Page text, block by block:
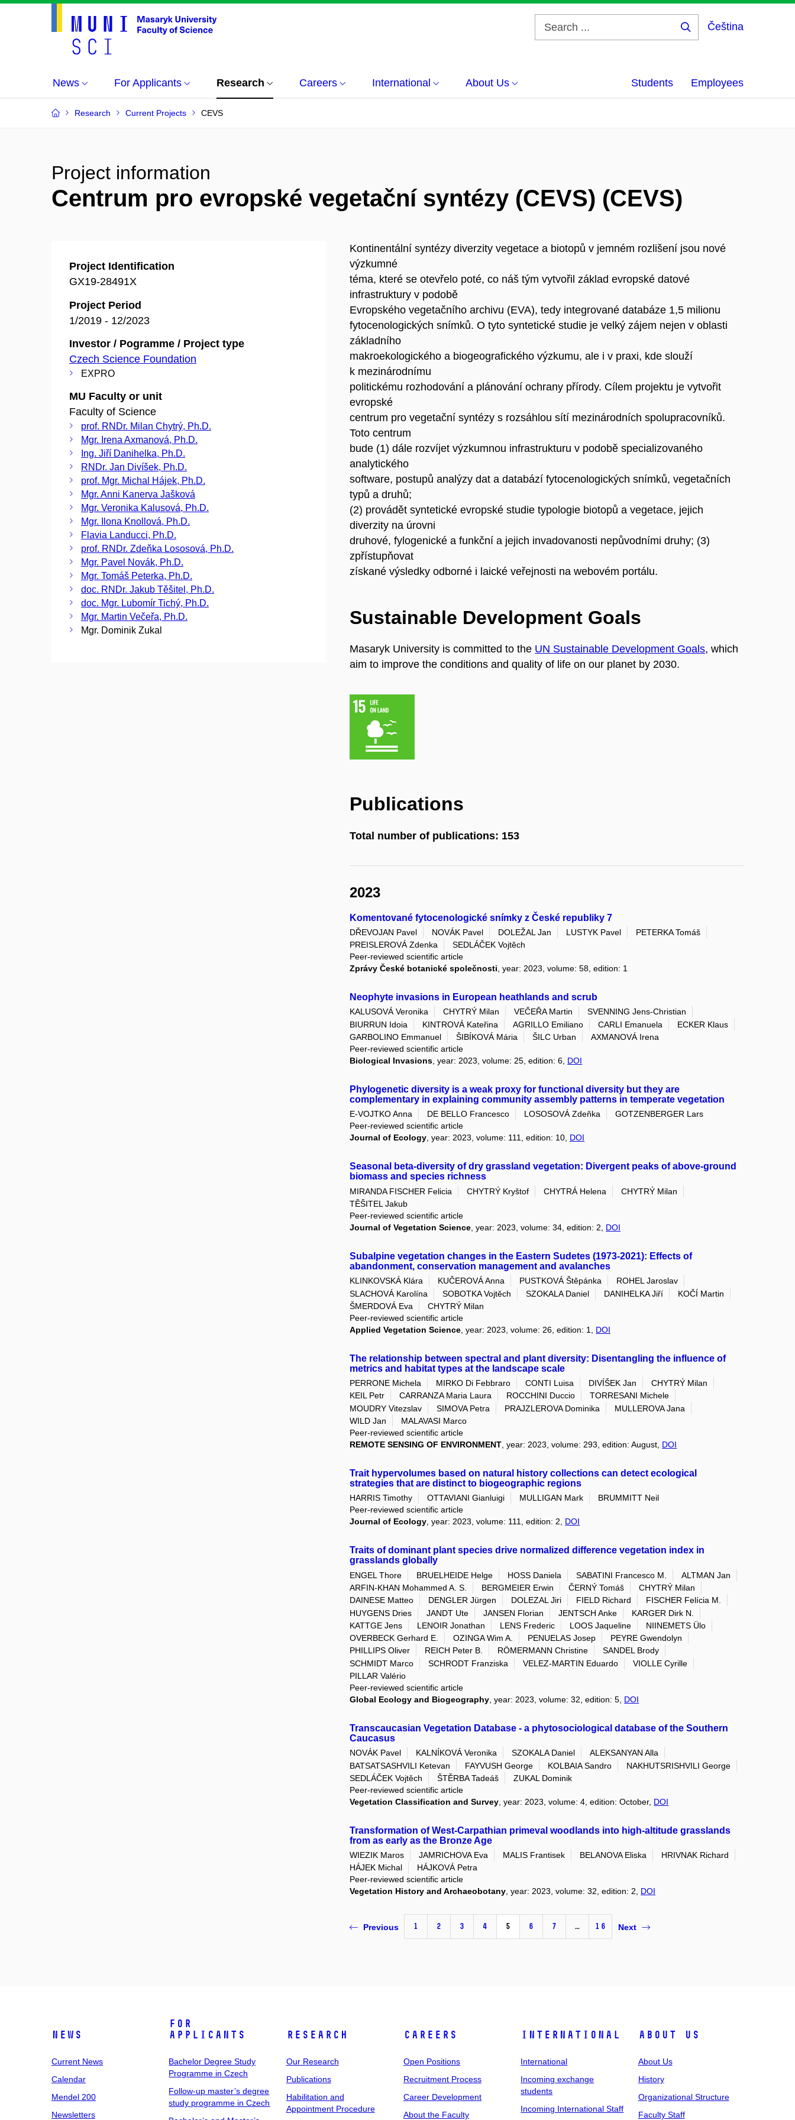
Čeština
News For Applicants Research Careers International About Us Students Employees
Research Current Projects CEVS
Project information
Centrum pro evropské vegetační syntézy (CEVS) (CEVS)
Project Identification
GX19-28491X
Project Period
1/2019 - 12/2023
Investor / Pogramme / Project type
Czech Science Foundation
EXPRO
MU Faculty or unit
Faculty of Science
prof. RNDr. Milan Chytrý, Ph.D.
Mgr. Irena Axmanová, Ph.D.
Ing. Jiří Danihelka, Ph.D.
RNDr. Jan Divíšek, Ph.D.
prof. Mgr. Michal Hájek, Ph.D.
Mgr. Anni Kanerva Jašková
Mgr. Veronika Kalusová, Ph.D.
Mgr. Ilona Knollová, Ph.D.
Flavia Landucci, Ph.D.
prof. RNDr. Zdeňka Lososová, Ph.D.
Mgr. Pavel Novák, Ph.D.
Mgr. Tomáš Peterka, Ph.D.
doc. RNDr. Jakub Těšitel, Ph.D.
doc. Mgr. Lubomír Tichý, Ph.D.
Mgr. Martin Večeřa, Ph.D.
Mgr. Dominik Zukal
Kontinentální syntézy diverzity vegetace a biotopů v jemném rozlišení jsou nové
výzkumné
téma, které se otevřelo poté, co náš tým vytvořil základ evropské datové
infrastruktury v podobě
Evropského vegetačního archivu (EVA), tedy integrované databáze 1,5 milionu
fytocenologických snímků. O tyto syntetické studie je velký zájem nejen v oblasti
základního
makroekologického a biogeografického výzkumu, ale i v praxi, kde slouží
k mezinárodnímu
politickému rozhodování a plánování ochrany přírody. Cílem projektu je vytvořit
evropské
centrum pro vegetační syntézy s rozsáhlou sítí mezinárodních spolupracovníků.
Toto centrum
bude (1) dále rozvíjet výzkumnou infrastrukturu v podobě specializovaného
analytického
software, postupů analýzy dat a databází fytocenologických snímků, vegetačních
typů a druhů;
(2) provádět syntetické evropské studie typologie biotopů a vegetace, jejich
diverzity na úrovni
druhové, fylogenické a funkční a jejich invadovanosti nepůvodními druhy; (3)
zpřístupňovat
získané výsledky odborné i laické veřejnosti na webovém portálu.
Sustainable Development Goals
Masaryk University is committed to the UN Sustainable Development Goals, which
aim to improve the conditions and quality of life on our planet by 2030.
Publications
Total number of publications: 153
2023
Komentované fytocenologické snímky z České republiky 7
DŘEVOJAN Pavel NOVÁK Pavel DOLEŽAL Jan LUSTYK Pavel
PETERKA Tomáš
PREISLEROVÁ Zdenka
SEDLÁČEK Vojtěch
Peer-reviewed scientific article
Zprávy České botanické společnosti , year: 2023, volume: 58, edition: 1
Neophyte invasions in European heathlands and scrub
KALUSOVÁ Veronika CHYTRÝ Milan VEČEŘA Martin
SVENNING Jens-Christian
BIURRUN Idoia
KINTROVÁ Kateřina AGRILLO Emiliano CARLI Emanuela
ECKER Klaus
GARBOLINO Emmanuel
ŠIBÍKOVÁ Mária ŠILC Urban
AXMANOVÁ Irena
Peer-reviewed scientific article
Biological Invasions , year: 2023, volume: 25, edition: 6, DOI
Phylogenetic diversity is a weak proxy for functional diversity but they are
complementary in explaining community assembly patterns in temperate vegetation
E-VOJTKO Anna DE BELLO Francesco LOSOSOVÁ Zdeňka
GOTZENBERGER Lars
Peer-reviewed scientific article
Journal of Ecology, year: 2023, volume: 111, edition: 10, DOI
Seasonal beta-diversity of dry grassland vegetation: Divergent peaks of above-ground
biomass and species richness
MIRANDA FISCHER Felicia CHYTRÝ Kryštof CHYTRÁ Helena
CHYTRÝ Milan
TĚŠITEL Jakub
Peer-reviewed scientific article
Journal of Vegetation Science , year: 2023, volume: 34, edition: 2, DOI
Subalpine vegetation changes in the Eastern Sudetes (1973-2021): Effects of
abandonment, conservation management and avalanches
KLINKOVSKÁ Klára KUČEROVÁ Anna PUSTKOVÁ Štěpánka
ROHEL Jaroslav
SLACHOVÁ Karolína
SOBOTKA Vojtěch SZOKALA Daniel DANIHELKA Jiří
KOČÍ Martin
ŠMERDOVÁ Eva
CHYTRÝ Milan
Peer-reviewed scientific article
Applied Vegetation Science , year: 2023, volume: 26, edition: 1, DOI
The relationship between spectral and plant diversity: Disentangling the influence of
metrics and habitat types at the landscape scale
PERRONE Michela MIRKO Di Febbraro CONTI Luisa DIVÍŠEK Jan
CHYTRÝ Milan
KEIL Petr
CARRANZA Maria Laura ROCCHINI Duccio
TORRESANI Michele
MOUDRY Vitezslav
SIMOVA Petra PRAJZLEROVA Dominika
MULLEROVA Jana
WILD Jan
MALAVASI Marco
Peer-reviewed scientific article
REMOTE SENSING OF ENVIRONMENT , year: 2023, volume: 293, edition: August, DOI
Trait hypervolumes based on natural history collections can detect ecological
strategies that are distinct to biogeographic regions
HARRIS Timothy OTTAVIANI Gianluigi MULLIGAN Mark
BRUMMITT Neil
Peer-reviewed scientific article
Journal of Ecology, year: 2023, volume: 111, edition: 2, DOI
Traits of dominant plant species drive normalized difference vegetation index in
grasslands globally
ENGEL Thore BRUELHEIDE Helge HOSS Daniela SABATINI Francesco M.
ALTMAN Jan
ARFIN-KHAN Mohammed A. S.
BERGMEIER Erwin ČERNÝ Tomáš
CHYTRÝ Milan
DAINESE Matteo
DENGLER Jürgen DOLEZAL Jiri FIELD Richard
FISCHER Felícia M.
HUYGENS Dries
JANDT Ute JANSEN Florian JENTSCH Anke
KARGER Dirk N.
KATTGE Jens
LENOIR Jonathan LENS Frederic LOOS Jaqueline
NIINEMETS Ülo
OVERBECK Gerhard E.
OZINGA Wim A. PENUELAS Josep
PEYRE Gwendolyn
PHILLIPS Oliver
REICH Peter B. RÖMERMANN Christine
SANDEL Brody
SCHMIDT Marco
SCHRODT Franziska VELEZ-MARTIN Eduardo
VIOLLE Cyrille
PILLAR Valério
Peer-reviewed scientific article
Global Ecology and Biogeography , year: 2023, volume: 32, edition: 5, DOI
Transcaucasian Vegetation Database - a phytosociological database of the Southern
Caucasus
NOVÁK Pavel KALNÍKOVÁ Veronika SZOKALA Daniel
ALEKSANYAN Alla
BATSATSASHVILI Ketevan
FAYVUSH George KOLBAIA Sandro
NAKHUTSRISHVILI George
SEDLÁČEK Vojtěch
ŠTĚRBA Tadeáš
ZUKAL Dominik
Peer-reviewed scientific article
Vegetation Classification and Survey , year: 2023, volume: 4, edition: October, DOI
Transformation of West-Carpathian primeval woodlands into high-altitude grasslands
from as early as the Bronze Age
WIEZIK Maros JAMRICHOVA Eva MALIS Frantisek BELANOVA Eliska
HRIVNAK Richard
HÁJEK Michal
HÁJKOVÁ Petra
Peer-reviewed scientific article
Vegetation History and Archaeobotany, year: 2023, volume: 32, edition: 2, DOI
Previous 1 2 3 4 5 6 7 … 16 Next
News
Current News
Calendar
Mendel 200
Newsletters
For
Applicants
Bachelor Degree Study
Programme in Czech
Follow-up master’s degree
study programme in Czech
Research
Our Research
Publications
Habilitation and
Appointment Procedure
Careers
Open Positions
Recruitment Process
Career Development
About the Faculty
International
International
Incoming exchange
students
Incoming International Staff
About Us
About Us
History
Organizational Structure
Faculty Staff